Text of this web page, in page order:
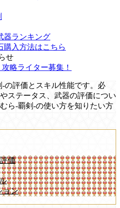
器ランキング
購入方法はこちら
せ
略ライター募集！
の評価とスキル性能です。必
ステータス、武器の評価につい
ら-覇剣-の使い方を知りたい方
価
ョン